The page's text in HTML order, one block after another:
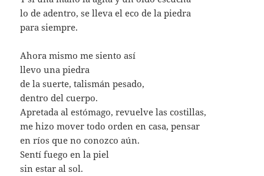
lo de adentro, se lleva el eco de la piedra
para siempre.
Ahora mismo me siento así
llevo una piedra
de la suerte, talismán pesado,
dentro del cuerpo.
Apretada al estómago, revuelve las costillas,
me hizo mover todo orden en casa, pensar
en ríos que no conozco aún.
Sentí fuego en la piel
sin estar al sol.